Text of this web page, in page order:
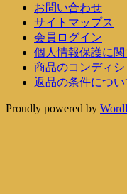
お問い合わせ
サイトマップス
会員ログイン
個人情報保護に
商品のコンディシ
返品の条件につい
Proudly powered by